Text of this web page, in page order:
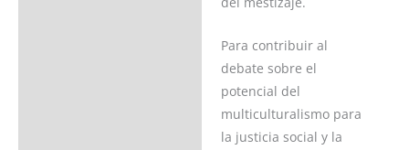
Para contribuir al
debate sobre el
potencial del
multiculturalismo para
la justicia social y la